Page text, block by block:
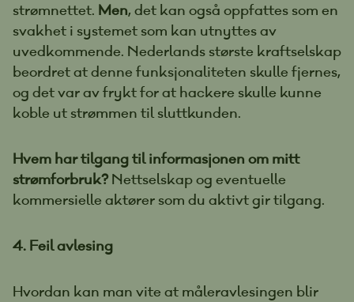
strømnettet. Men, det kan også oppfattes som en
svakhet i systemet som kan utnyttes av
uvedkommende. Nederlands største kraftselskap
beordret at denne funksjonaliteten skulle fjernes,
og det var av frykt for at hackere skulle kunne
koble ut strømmen til sluttkunden.
Hvem har tilgang til informasjonen om mitt
strømforbruk? Nettselskap og eventuelle
kommersielle aktører som du aktivt gir tilgang.
4. Feil avlesing
Hvordan kan man vite at måleravlesingen blir